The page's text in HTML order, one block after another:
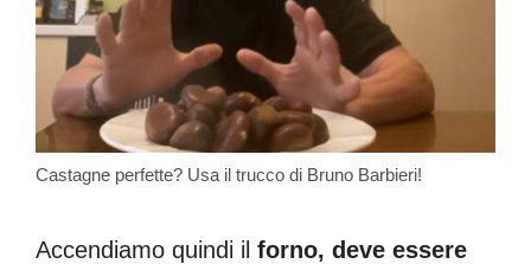
Castagne perfette? Usa il trucco di Bruno Barbieri!
Accendiamo quindi il forno, deve essere